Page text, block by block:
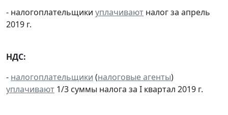
- налогоплательщики уплачивают налог за апрель
2019 г.
НДС:
- налогоплательщики (налоговые агенты)
уплачивают 1/3 суммы налога за I квартал 2019 г.